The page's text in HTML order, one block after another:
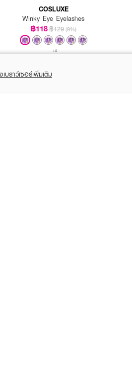
เปลือกตาตรงเส้นที่เรากะไว้
ม้ออก เท่านี้ก็จะได้ตาสองชั้นที่
COSLUXE
Winky Eye Eyelashes
฿118฿129 (9%)
+4
บราว์เซอร์เพิ่มเติม